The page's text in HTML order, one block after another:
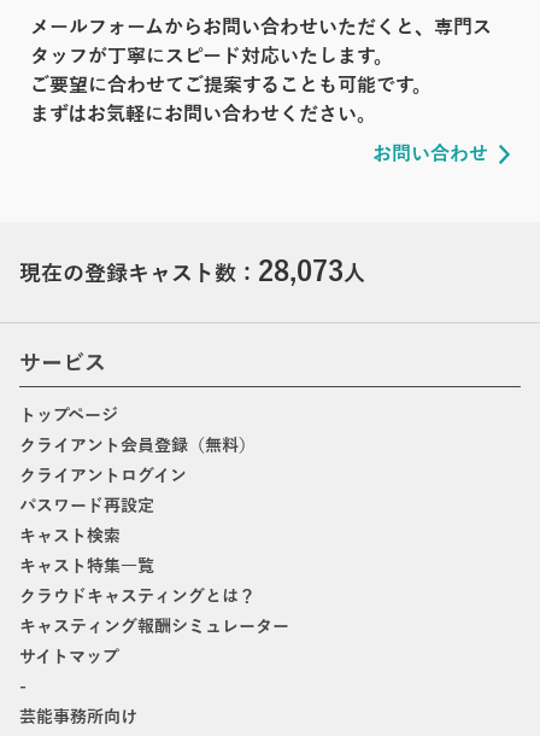
メールフォームからお問い合わせいただくと、専門ス
タッフが丁寧にスピード対応いたします。
ご要望に合わせてご提案することも可能です。
まずはお気軽にお問い合わせください。
お問い合わせ
現在の登録キャスト数： 28,073人
サービス
トップページ
クライアント会員登録（無料）
クライアントログイン
パスワード再設定
キャスト検索
キャスト特集一覧
クラウドキャスティングとは？
キャスティング報酬シミュレーター
サイトマップ
-
芸能事務所向け